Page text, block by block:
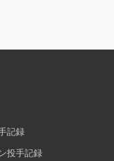
記録
投手記録